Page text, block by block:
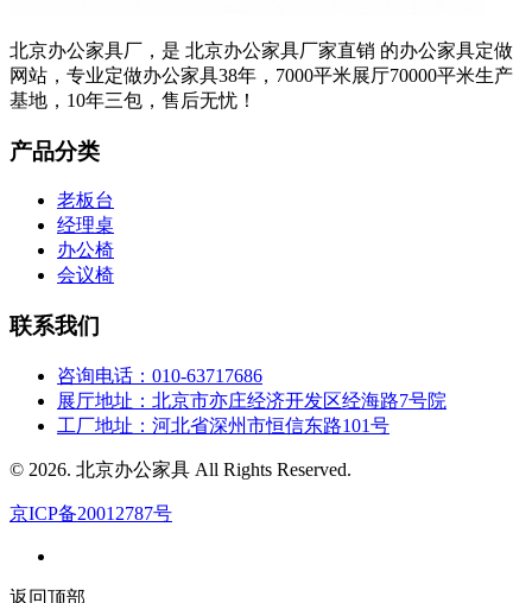
北京办公家具厂，是 北京办公家具厂家直销 的办公家具定做
网站，专业定做办公家具38年，7000平米展厅70000平米生产
基地，10年三包，售后无忧！
产品分类
老板台
经理桌
办公椅
会议椅
联系我们
咨询电话：010-63717686
展厅地址：北京市亦庄经济开发区经海路7号院
工厂地址：河北省深州市恒信东路101号
© 2026. 北京办公家具 All Rights Reserved.
京ICP备20012787号
返回顶部